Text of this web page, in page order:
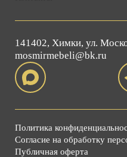
141402, Химки, ул.
mosmirmebeli@bk.ru
Политика
Согласие на обработку
Публичная оферта